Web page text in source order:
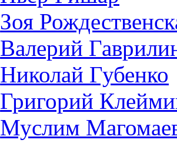
Зоя
Валерий
Николай Губенко
Григорий
Муслим